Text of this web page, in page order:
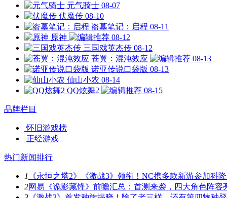
元气骑士 08-07
伏魔传 08-10
盗墓笔记：启程 08-11
原神
08-12
三国戏英杰传 08-12
苍翼：混沌效应
08-13
诺亚传说口袋版 08-13
仙山小农 08-14
QQ炫舞2
08-15
品牌栏目
怀旧游戏榜
正经游戏
热门新闻排行
1
《永恒之塔2》《激战3》领衔！NC携多款新游参加科
2网易《诡影藏锋》前瞻汇总：首测来袭，四大角色阵容